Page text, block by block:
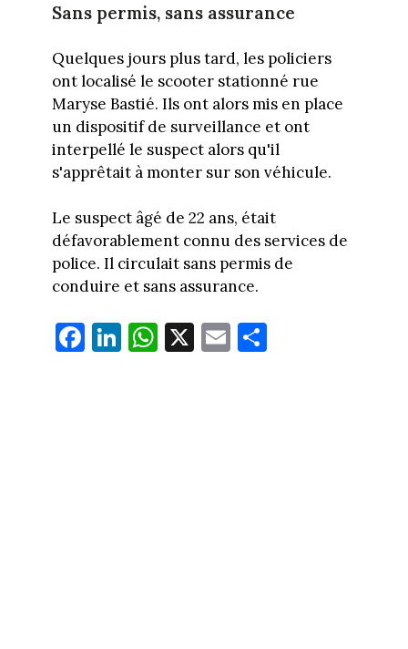
Sans permis, sans assurance
Quelques jours plus tard, les policiers
ont localisé le scooter stationné rue
Maryse Bastié. Ils ont alors mis en place
un dispositif de surveillance et ont
interpellé le suspect alors qu'il
s'apprêtait à monter sur son véhicule.
Le suspect âgé de 22 ans, était
défavorablement connu des services de
police. Il circulait sans permis de
conduire et sans assurance.
Fa
ce
Li
nk
W
ha
X E
m
Pa
rt